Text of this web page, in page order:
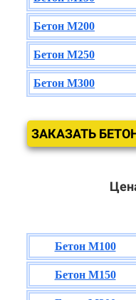
Бетон М200
Бетон М250
Бетон М300
ЗАКАЗАТЬ
Бетон М100
Бетон М150